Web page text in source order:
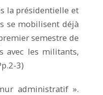
la présidentielle et
se mobilisent déjà
semestre de
avec les militants,
3)
administratif ».